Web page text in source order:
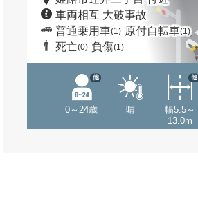
車両相互 大破事故
普通乗用車(1) 原付自転車(1)
死亡(0) 負傷(1)
0～24歳
他
晴
幅5.5～
13.0m
他